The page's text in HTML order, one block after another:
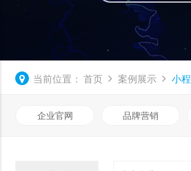
当前位置： 首页 案例展示 小
企业官网 品牌营销